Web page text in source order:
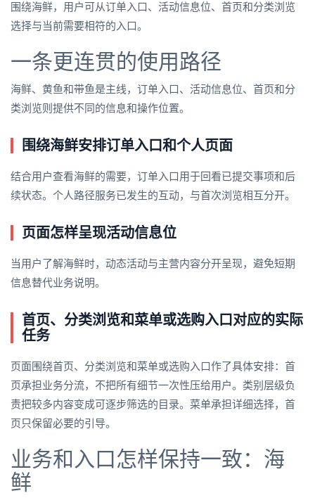
围绕海鲜，用户可从订单入口、活动信息位、首页和分类浏览
选择与当前需要相符的入口。
一条更连贯的使用路径
海鲜、黄鱼和带鱼是主线，订单入口、活动信息位、首页和分
类浏览则提供不同的信息和操作位置。
围绕海鲜安排订单入口和个人页面
结合用户查看海鲜的需要，订单入口用于回看已提交事项和后
续状态。个人路径服务已发生的互动，与首次浏览相互分开。
页面怎样呈现活动信息位
当用户了解海鲜时，动态活动与主营内容分开呈现，避免短期
信息替代业务说明。
首页、分类浏览和菜单或选购入口对应的实际
任务
页面围绕首页、分类浏览和菜单或选购入口作了具体安排：首
页承担业务分流，不把所有细节一次性压给用户。类别层级负
责把较多内容变成可逐步筛选的目录。菜单承担详细选择，首
页只保留必要的引导。
业务和入口怎样保持一致：海
鲜